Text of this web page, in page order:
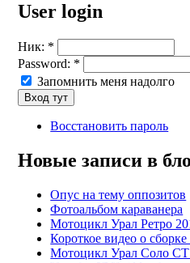
User login
Ник: *
Password: *
Запомнить меня надолго
Восстановить пароль
Новые записи в
Опус на тему оппозитов
Фотоальбом караванера
Мотоцикл Урал Ретро
Короткое видео о
Мотоцикл Урал Соло СТ